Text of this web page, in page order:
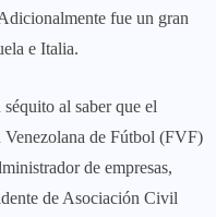
fue un gran
e Italia.
al saber que el
Venezolana de Fútbol (FVF)
de empresas,
de Asociación Civil